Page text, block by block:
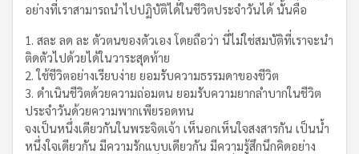
อย่างที่เราสามารถนำไปปฏิบัติได้ในชีวิตประจำวันได้ นั้นคือ
สละ ลด ละ ตัวตนของตัวเอง โดยถือว่า นี่ไม่ใช่สมบัติที่เราจะนำ
ติดตัวไปด้วยได้ในวาระสุดท้าย
ใช้ชีวิตอย่างเรียบง่าย ยอมรับความธรรมดาของชีวิต
ดำเนินชีวิตด้วยความถ่อมตน ยอมรับความยากลำบากในชีวิต
ประจำวันด้วยความพากเพียรอดทน
จงเป็นหนึ่งเดียวกันในพระจิตเจ้า เห็นอกเห็นใจสงสารกัน เป็นน้ำ
หนึ่งใจเดียวกัน มีความรักแบบเดียวกัน มีความรู้สึกนึกคิดอย่าง